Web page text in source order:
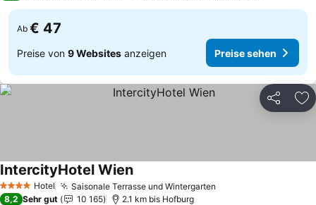
Ab € 47
Preise von 9 Websites anzeigen Preise sehen
Teilen
4 Sterne Hotel Saisonale Terrasse und Wintergarten
IntercityHotel WienPreise sehen
8,2 Sehr gut 10 165 2.1 km bis Hofburg